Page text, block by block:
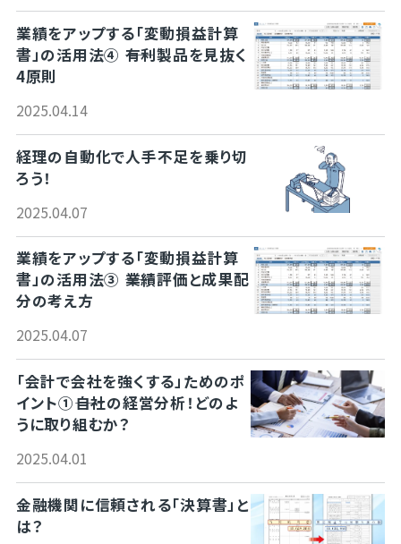
業績をアップする「変動損益計算
書」の活用法④ ――有利製品を見抜く
4原則
2025.04.14
経理の自動化で人手不足を乗り切
ろう！
2025.04.07
業績をアップする「変動損益計算
書」の活用法③ ――業績評価と成果配
分の考え方
2025.04.07
「会計で会社を強くする」ためのポ
イント①――自社の経営分析！どのよ
うに取り組むか？
2025.04.01
金融機関に信頼される「決算書」と
は？